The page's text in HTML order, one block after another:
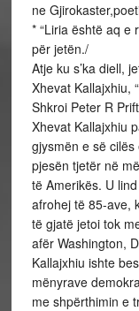
ne
* “Liria është aq e
për jetën./
Atje ku s’ka diell,
Xhevat Kallajxhiu,
Shkroi Peter R
Xhevat Kallajxhiu
gjysmën e së
pjesën tjetër në
të Amerikës. U
afrohej të 85-ave,
të gjatë jetoi tok
afër Washington,
Kallajxhiu ishte
mënyrave
me shpërthimin e